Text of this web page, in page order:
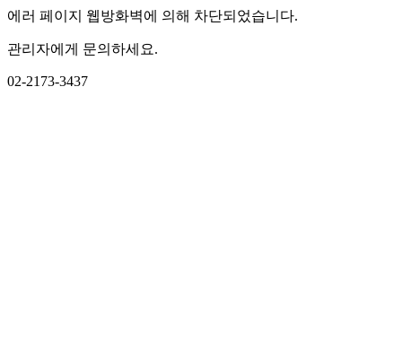
에러 페이지 웹방화벽에 의해 차단되었습니다.
관리자에게 문의하세요.
02-2173-3437